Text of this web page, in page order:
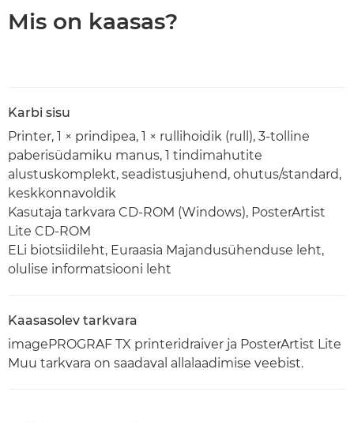
Mis on kaasas?
Karbi sisu
Printer, 1 × prindipea, 1 × rullihoidik (rull), 3-tolline
paberisüdamiku manus, 1 tindimahutite
alustuskomplekt, seadistusjuhend, ohutus/standard,
keskkonnavoldik
Kasutaja tarkvara CD-ROM (Windows), PosterArtist
Lite CD-ROM
ELi biotsiidileht, Euraasia Majandusühenduse leht,
olulise informatsiooni leht
Kaasasolev tarkvara
imagePROGRAF TX printeridraiver ja PosterArtist Lite
Muu tarkvara on saadaval allalaadimise veebist.